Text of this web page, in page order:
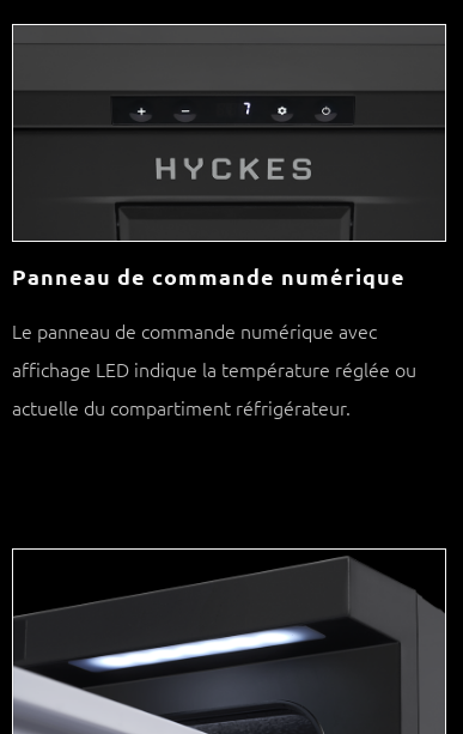
Panneau de commande numérique
Le panneau de commande numérique avec
affichage LED indique la température réglée ou
actuelle du compartiment réfrigérateur.